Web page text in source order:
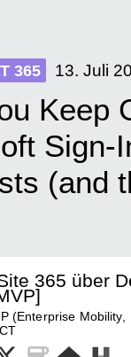
365 13. Juli
Keep
Sign-
(and
365 über
(Enterprise Mobility,